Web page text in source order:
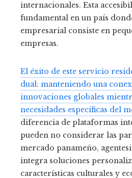
internacionales. Esta
fundamental en un país
empresarial consiste en
empresas.
El éxito de este servicio
dual: manteniendo una
innovaciones globales
necesidades específicas del
diferencia de plataformas
pueden no considerar las
mercado panameño,
integra soluciones
características culturales y